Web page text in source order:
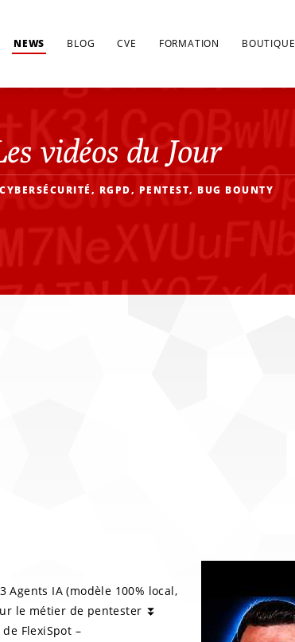
NEWS BLOG CVE FORMATION BOUTIQUE
vidéos du Jour
RGPD, PENTEST, BUG BOUNTY
IA (modèle 100% local,
le métier de pentester ⏬
FlexiSpot –